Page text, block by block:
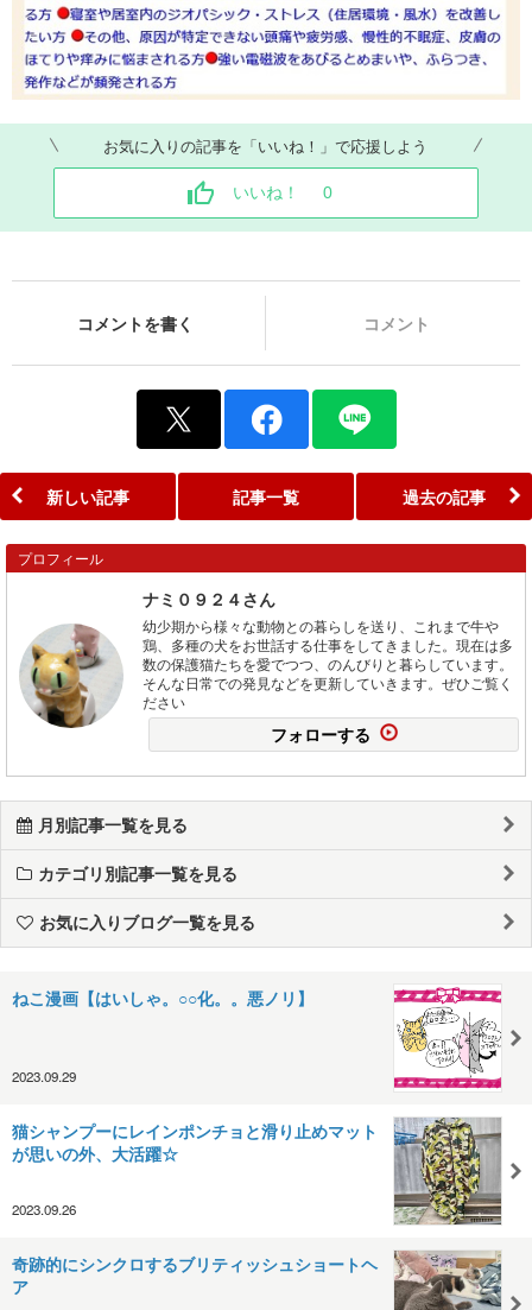
お気に入りの記事を「いいね！」で応援しよう
いいね！ 0
コメントを書く コメント
新しい記事 記事一覧 過去の記事
プロフィール
ナミ０９２４さん
幼少期から様々な動物との暮らしを送り、これまで牛や
鶏、多種の犬をお世話する仕事をしてきました。現在は多
数の保護猫たちを愛でつつ、のんびりと暮らしています。
そんな日常での発見などを更新していきます。ぜひご覧く
ださい
フォローする
月別記事一覧を見る
カテゴリ別記事一覧を見る
お気に入りブログ一覧を見る
ねこ漫画【はいしゃ。○○化。。悪ノリ】
2023.09.29
猫シャンプーにレインポンチョと滑り止めマット
が思いの外、大活躍☆
2023.09.26
奇跡的にシンクロするブリティッシュショートヘ
ア